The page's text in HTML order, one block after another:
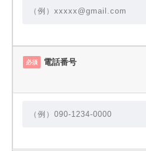
必須 電話番号